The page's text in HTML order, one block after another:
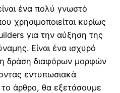
ένα πολύ γνωστό
χρησιμοποιείται κυρίως
για την αύξηση της
Είναι ένα ισχυρό
δράση διαφόρων μορφών
εντυπωσιακά
άρθρο, θα εξετάσουμε